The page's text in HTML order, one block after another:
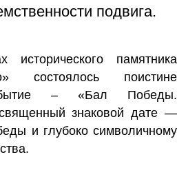
подвига.
памятника
состоялось поистине
– «Бал Победы.
знаковой дате —
и глубоко символичному